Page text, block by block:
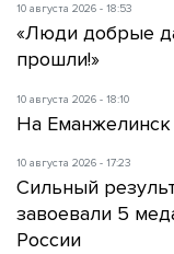
10 августа 2026 - 18:53
«Люди добрые
прошли!»
10 августа 2026 - 18:10
На
10 августа 2026 - 17:23
Сильный
завоевали 5
России